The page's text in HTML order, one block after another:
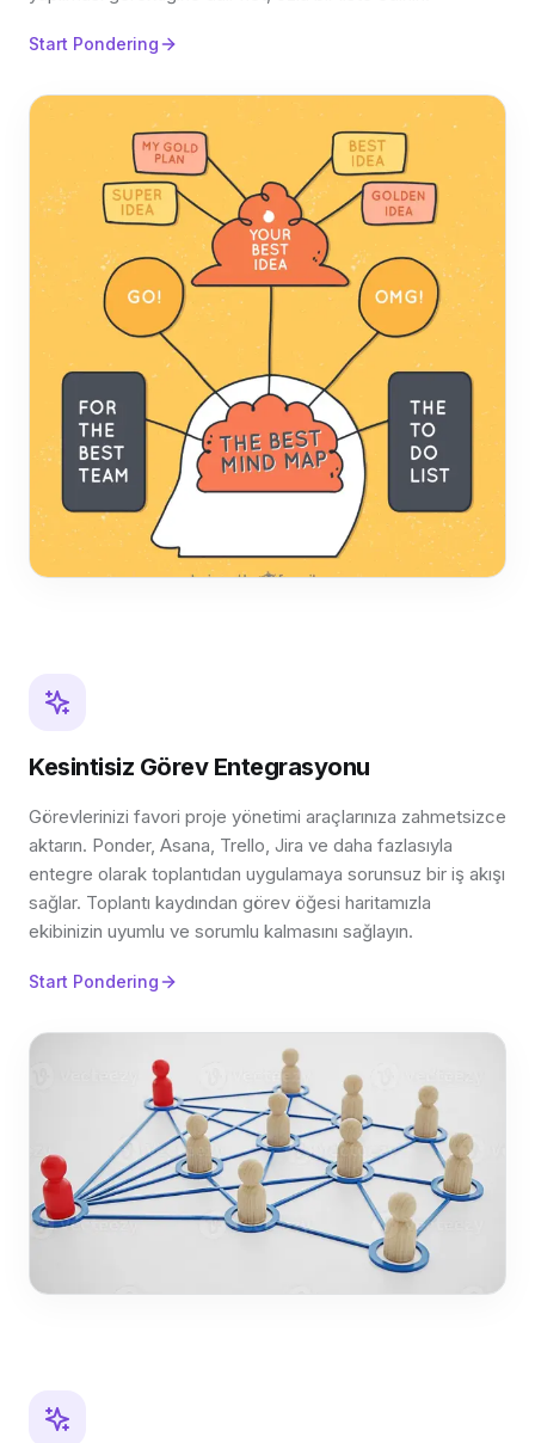
Start Pondering
Kesintisiz Görev Entegrasyonu
Görevlerinizi favori proje yönetimi araçlarınıza zahmetsizce
aktarın. Ponder, Asana, Trello, Jira ve daha fazlasıyla
entegre olarak toplantıdan uygulamaya sorunsuz bir iş akışı
sağlar. Toplantı kaydından görev öğesi haritamızla
ekibinizin uyumlu ve sorumlu kalmasını sağlayın.
Start Pondering